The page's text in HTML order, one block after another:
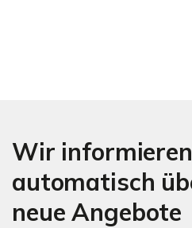
Wir
automatisch
neue Angebote